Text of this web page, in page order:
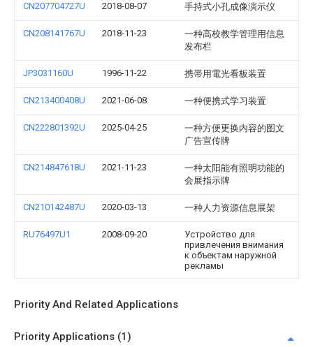
CN207704727U 2018-08-07 手持式小孔成像演示仪
CN208141767U 2018-11-23
一种高校教学管理用信息
发布栏
JP3031160U 1996-11-22 携帯用電光看板装置
CN213400408U 2021-06-08 一种便携式学习装置
CN222801392U 2025-04-25
一种方便更换内容的图文
广告宣传牌
CN214847618U 2021-11-23
一种太阳能有照明功能的
会展指示牌
CN210142487U 2020-03-13 一种人力资源信息展架
RU76497U1 2008-09-20
Устройство для
привлечения внимания
к объектам наружной
рекламы
Priority And Related Applications
Priority Applications (1)